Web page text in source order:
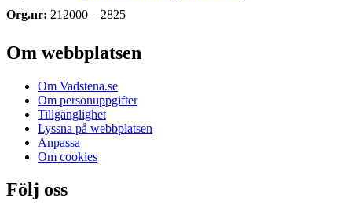
Org.nr: 212000 – 2825
Om webbplatsen
Om Vadstena.se
Om personuppgifter
Tillgänglighet
Lyssna på webbplatsen
Anpassa
Om cookies
Följ oss